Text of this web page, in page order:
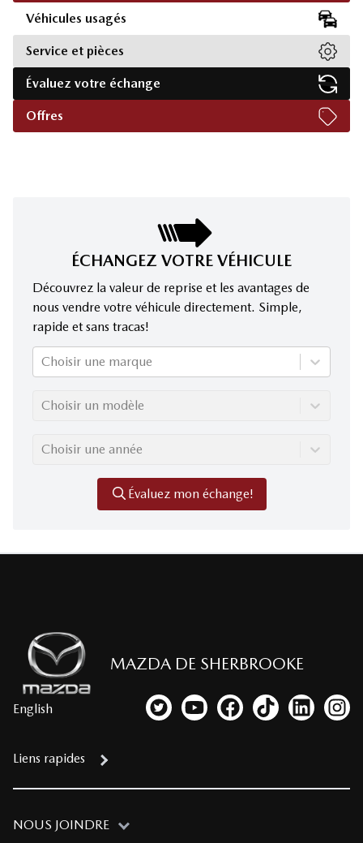
Véhicules usagés
Service et pièces
Évaluez votre échange
Offres
ÉCHANGEZ VOTRE VÉHICULE
Découvrez la valeur de reprise et les avantages de
nous vendre votre véhicule directement. Simple,
rapide et sans tracas!
Choisir une marque
Choisir un modèle
Choisir une année
Évaluez mon échange!
MAZDA DE SHERBROOKE
English Lien vers notre compte Twitter
Lien vers notre chaîne
Lien vers notre page
Lien vers notre
Lien vers
Lien
Liens rapides
NOUS JOINDRE